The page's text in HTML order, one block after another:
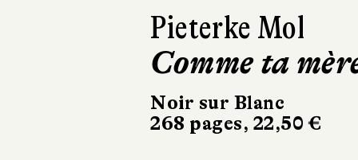
Ásta
Sigurdardóttir
Dehors, c’est
printemps